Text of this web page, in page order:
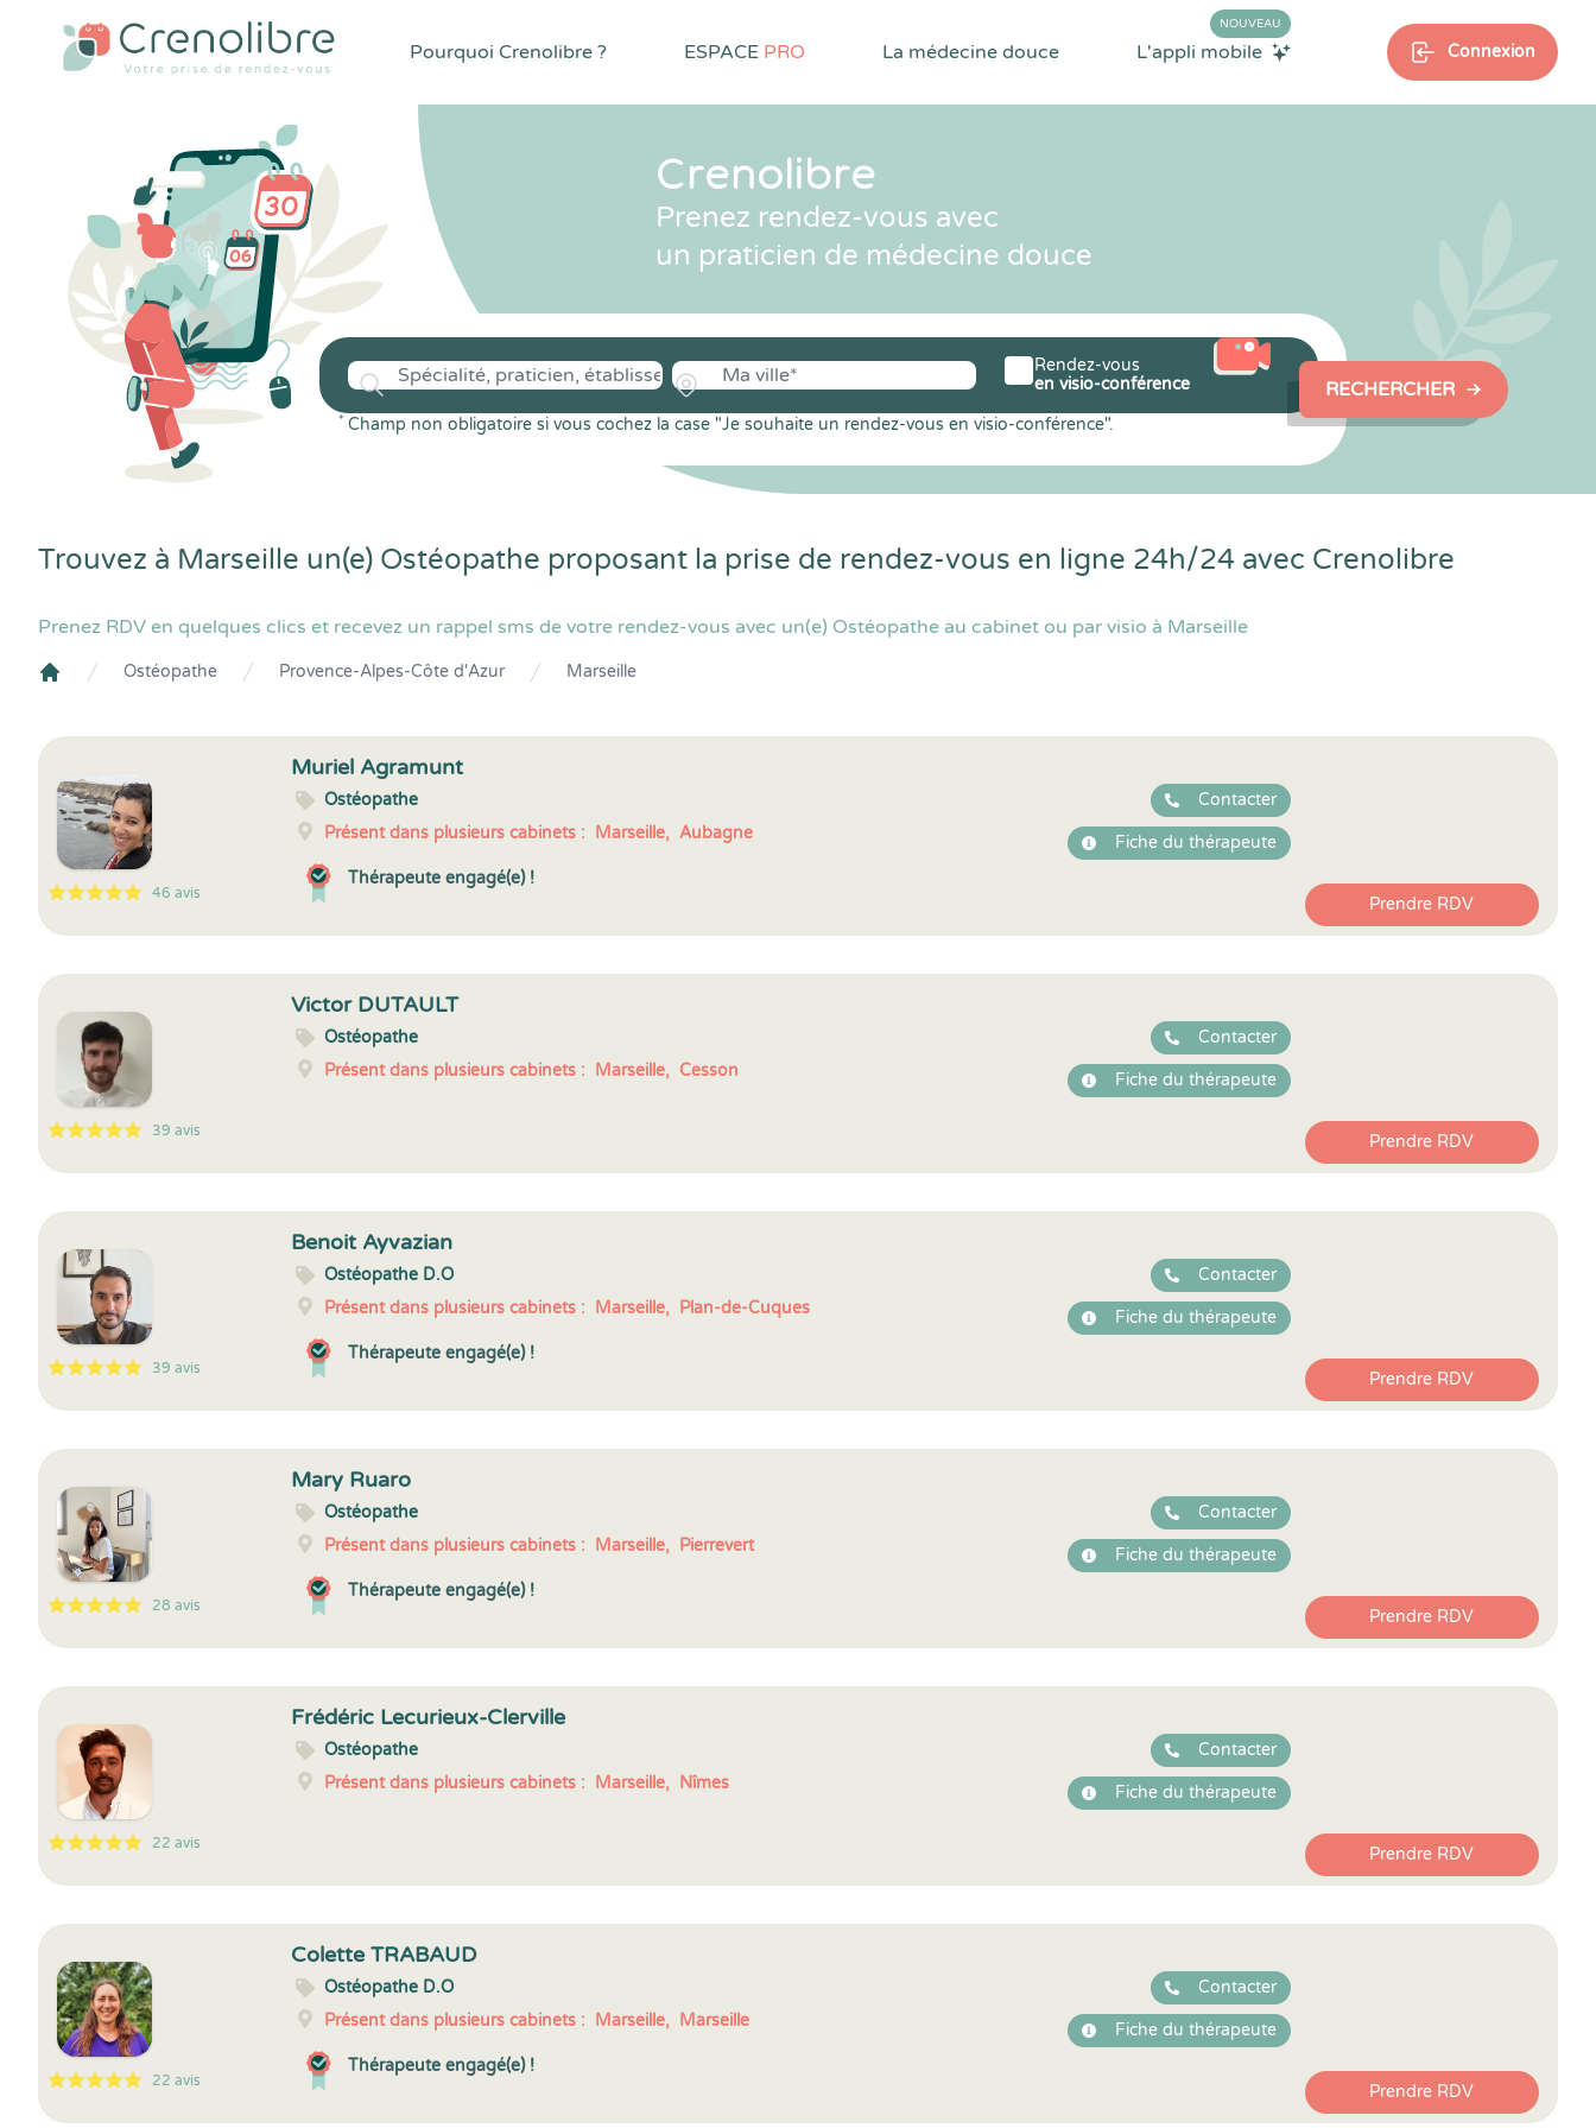
Pourquoi Crenolibre ? ESPACE PRO La médecine douce L'appli mobile
NOUVEAU
Connexion
Crenolibre
Prenez rendez-vous avec
un praticien de médecine douce
* Champ non obligatoire si vous cochez la case "Je souhaite un rendez-vous en visio-conférence".
Rendez-vous
en visio-conférence
RECHERCHER
Trouvez à Marseille un(e) Ostéopathe proposant la prise de rendez-vous en ligne 24h/24 avec Crenolibre
Prenez RDV en quelques clics et recevez un rappel sms de votre rendez-vous avec un(e) Ostéopathe au cabinet ou par visio à Marseille
Ostéopathe Provence-Alpes-Côte d'Azur Marseille
5
1
5
46 46 avis
Muriel Agramunt
Ostéopathe
Présent dans plusieurs cabinets : Marseille, Aubagne
Thérapeute engagé(e) !
Contacter
Fiche du thérapeute
Prendre RDV
5
1
5
39 39 avis
Victor DUTAULT
Ostéopathe
Présent dans plusieurs cabinets : Marseille, Cesson
Contacter
Fiche du thérapeute
Prendre RDV
5
1
5
39 39 avis
Benoit Ayvazian
Ostéopathe D.O
Présent dans plusieurs cabinets : Marseille, Plan-de-Cuques
Thérapeute engagé(e) !
Contacter
Fiche du thérapeute
Prendre RDV
5
1
5
28 28 avis
Mary Ruaro
Ostéopathe
Présent dans plusieurs cabinets : Marseille, Pierrevert
Thérapeute engagé(e) !
Contacter
Fiche du thérapeute
Prendre RDV
5
1
5
22 22 avis
Frédéric Lecurieux-Clerville
Ostéopathe
Présent dans plusieurs cabinets : Marseille, Nîmes
Contacter
Fiche du thérapeute
Prendre RDV
5
1
5
22 22 avis
Colette TRABAUD
Ostéopathe D.O
Présent dans plusieurs cabinets : Marseille, Marseille
Thérapeute engagé(e) !
Contacter
Fiche du thérapeute
Prendre RDV